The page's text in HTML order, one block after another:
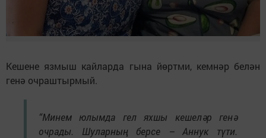
Кешене язмыш кайларда гына йөртми, кемнәр белән
генә очраштырмый.
“Минем юлымда гел яхшы кешеләр генә
очрады. Шуларның берсе – Аннук түти.